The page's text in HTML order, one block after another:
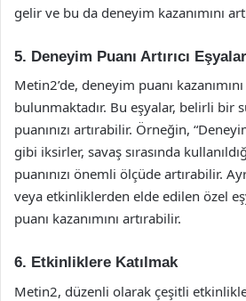
gelir ve bu da deneyim kazanımını
5. Deneyim Puanı Artırıcı Eşyalar
Metin2’de, deneyim puanı
bulunmaktadır. Bu eşyalar, belirli bir
puanınızı artırabilir. Örneğin,
gibi iksirler, savaş sırasında
puanınızı önemli ölçüde artırabilir.
veya etkinliklerden elde edilen özel
puanı kazanımını artırabilir.
6. Etkinliklere Katılmak
Metin2, düzenli olarak çeşitli